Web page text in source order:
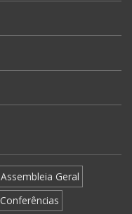
Assembleia Geral
Conferências